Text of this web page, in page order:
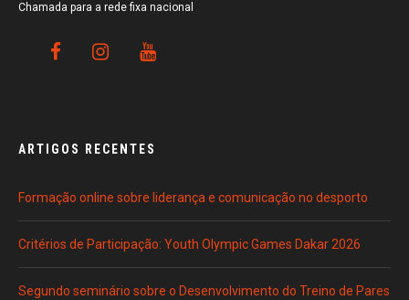
Chamada para a rede fixa nacional
ARTIGOS RECENTES
Formação online sobre liderança e comunicação no desporto
Critérios de Participação: Youth Olympic Games Dakar 2026
Segundo seminário sobre o Desenvolvimento do Treino de Pares